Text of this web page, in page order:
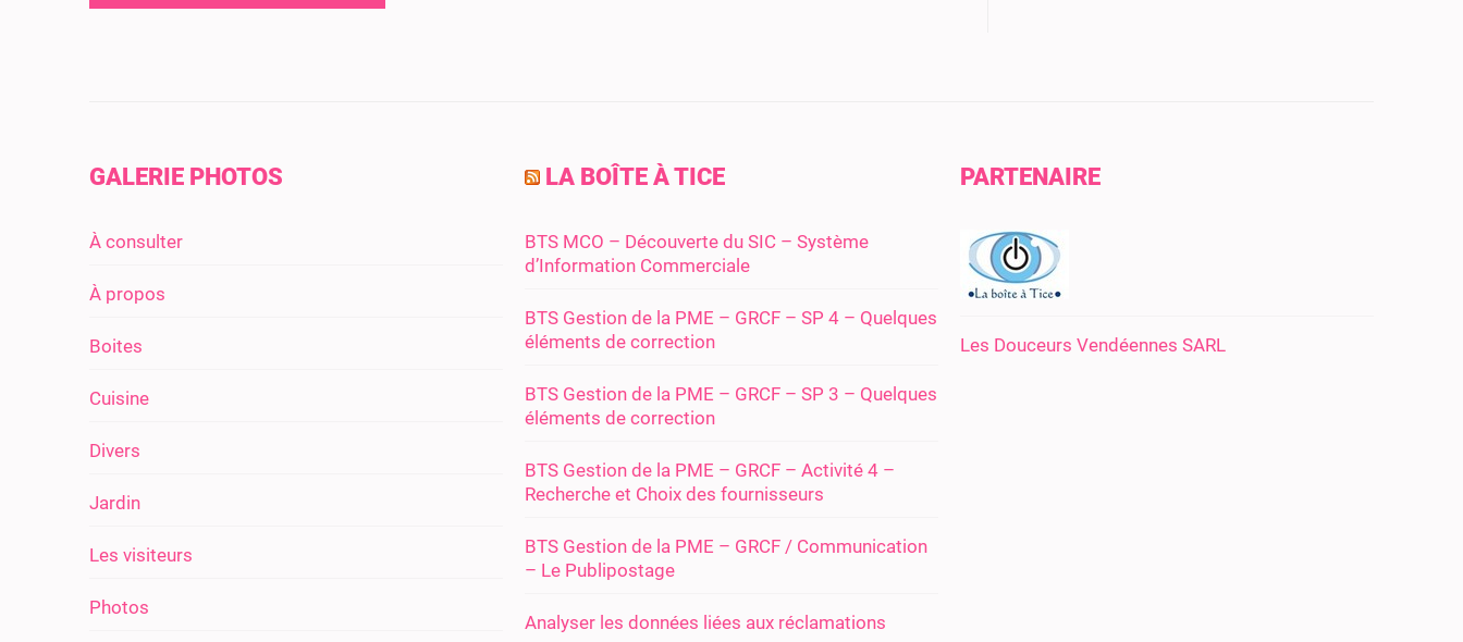
GALERIE PHOTOS
À consulter
À propos
Boites
Cuisine
Divers
Jardin
Les visiteurs
Photos
LA BOÎTE À TICE
BTS MCO – Découverte du SIC – Système
d’Information Commerciale
BTS Gestion de la PME – GRCF – SP 4 – Quelques
éléments de correction
BTS Gestion de la PME – GRCF – SP 3 – Quelques
éléments de correction
BTS Gestion de la PME – GRCF – Activité 4 –
Recherche et Choix des fournisseurs
BTS Gestion de la PME – GRCF / Communication
– Le Publipostage
Analyser les données liées aux réclamations
PARTENAIRE
Les Douceurs Vendéennes SARL